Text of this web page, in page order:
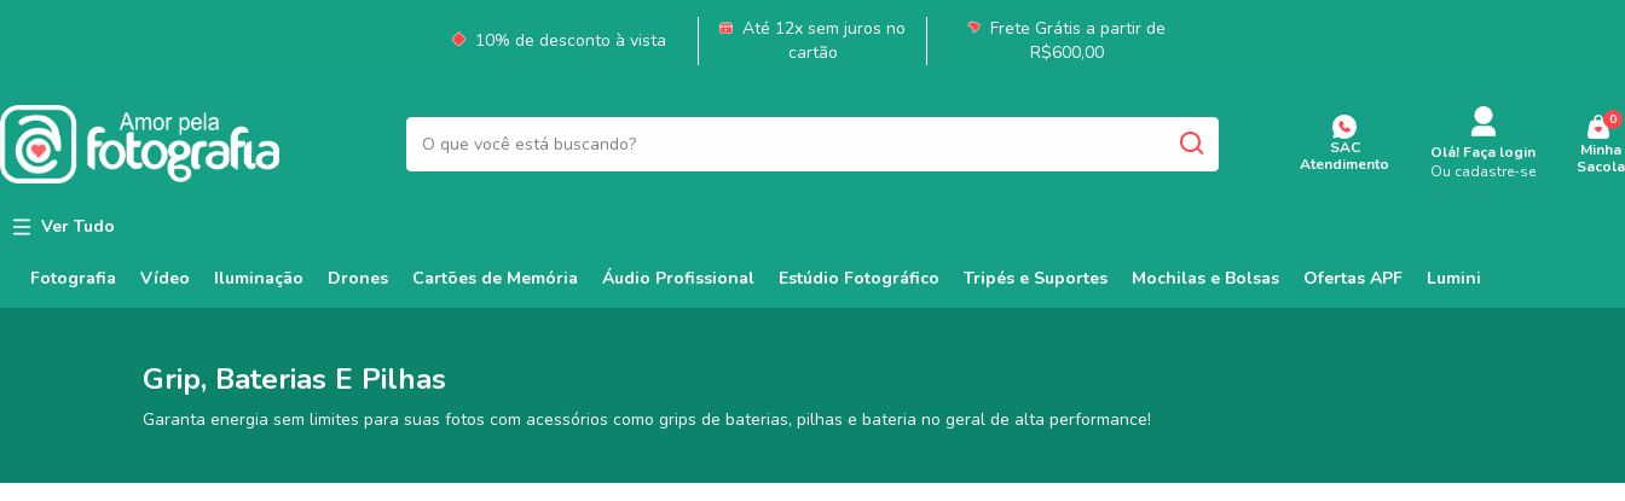
10% de desconto à vista
Até 12x sem juros no
cartão
Frete Grátis a partir de
R$600,00
SAC
Atendimento
Olá! Faça login
Ou cadastre-se
Minha
Sacola
0
Ver Tudo
Fotografia Vídeo Iluminação Drones Cartões de Memória Áudio Profissional Estúdio Fotográfico Tripés e Suportes Mochilas e Bolsas Ofertas APF Lumini
Grip, Baterias E Pilhas
Garanta energia sem limites para suas fotos com acessórios como grips de baterias, pilhas e bateria no geral de alta performance!